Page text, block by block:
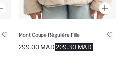
Mont Coupe Régulière Fille
209.30 MAD
299.00 MAD